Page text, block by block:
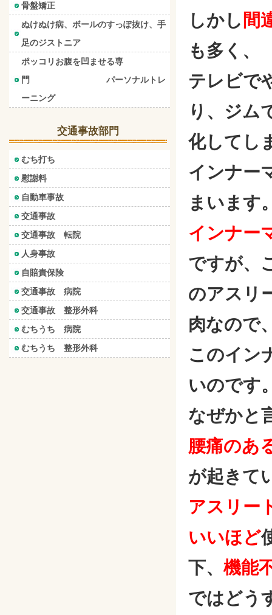
しかし 間
も多く、
テレビで
り、ジム
化してし
インナー
まいます
インナー
ですが、
のアスリ
肉なので
このイン
いのです
なぜかと
腰痛のあ
が起きて
アスリー
いいほど
下、 機能
ではどう
骨盤矯正
ぬけぬけ病、ボールのすっぽ抜け、手
足のジストニア
ポッコリお腹を凹ませる専
門 パーソナルトレ
ーニング
交通事故部門
むち打ち
慰謝料
自動車事故
交通事故
交通事故 転院
人身事故
自賠責保険
交通事故 病院
交通事故 整形外科
むちうち 病院
むちうち 整形外科